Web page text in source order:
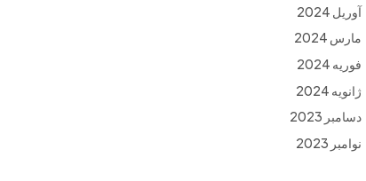
آوریل 2024
مارس 2024
فوریه 2024
ژانویه 2024
دسامبر 2023
نوامبر 2023